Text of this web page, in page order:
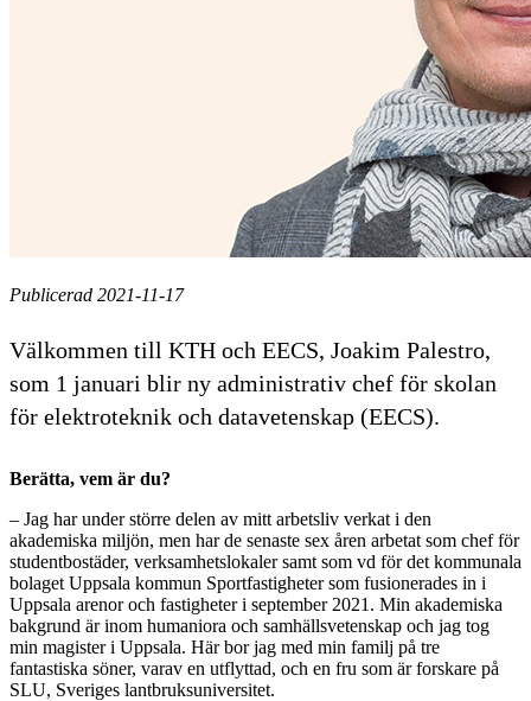
Publicerad 2021-11-17
Välkommen till KTH och EECS, Joakim Palestro,
som 1 januari blir ny administrativ chef för skolan
för elektroteknik och datavetenskap (EECS).
Berätta, vem är du?
– Jag har under större delen av mitt arbetsliv verkat i den
akademiska miljön, men har de senaste sex åren arbetat som chef för
studentbostäder, verksamhetslokaler samt som vd för det kommunala
bolaget Uppsala kommun Sportfastigheter som fusionerades in i
Uppsala arenor och fastigheter i september 2021. Min akademiska
bakgrund är inom humaniora och samhällsvetenskap och jag tog
min magister i Uppsala. Här bor jag med min familj på tre
fantastiska söner, varav en utflyttad, och en fru som är forskare på
SLU, Sveriges lantbruksuniversitet.